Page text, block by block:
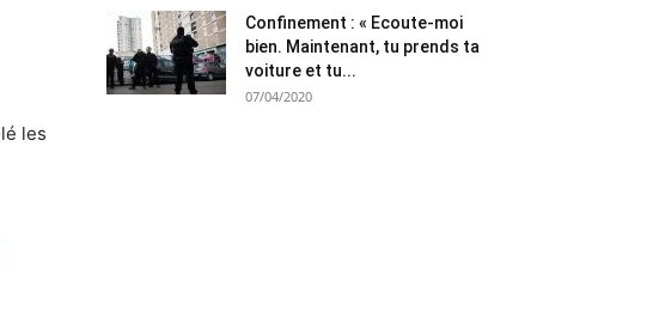
les
Confinement : « Ecoute-moi
bien. Maintenant, tu prends ta
voiture et tu...
07/04/2020